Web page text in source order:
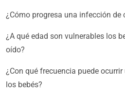
¿Cómo progresa una infección de
¿A qué edad son vulnerables los
oído?
¿Con qué frecuencia puede
los bebés?